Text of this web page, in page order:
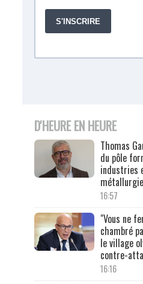
D'HEURE EN HEURE
Thomas
du pôle
industries
16:57
"Vous ne
chambré
le village
contre-
16:16